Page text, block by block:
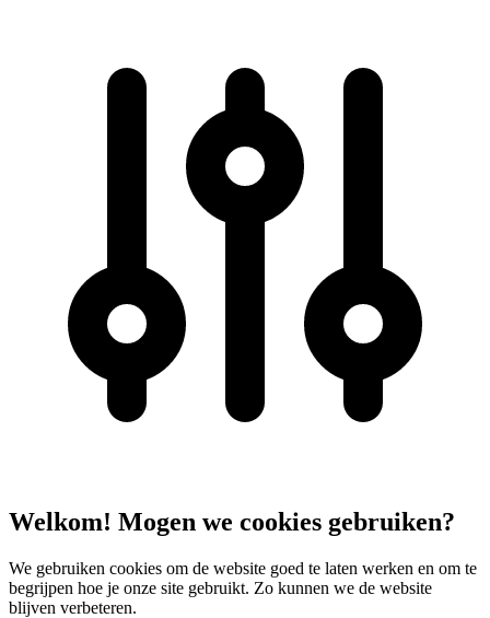
Welkom! Mogen we cookies gebruiken?
We gebruiken cookies om de website goed te laten werken en om te
begrijpen hoe je onze site gebruikt. Zo kunnen we de website
blijven verbeteren.